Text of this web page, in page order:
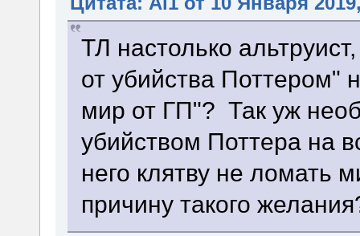
ТЛ настолько
от убийства Поттером"
мир от ГП"? Так уж
убийством Поттера на
него клятву не ломать
причину такого